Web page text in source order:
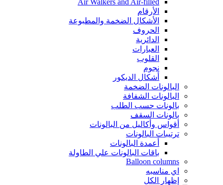
الأرقام
الأشكال الضخمة والمطبوعة
الحروف
الدائرية
العبارات
القلوب
نجوم
أشكال الديكور
البالونات الضخمة
البالونات الشفافة
بالونات حسب الطلب
بالونات السقف
أقواس وأكاليل من البالونات
ترتيبات البالونات
أعمدة البالونات
باقات البالونات علي الطاولة
Balloon columns
اي مناسبه
إظهار الكل